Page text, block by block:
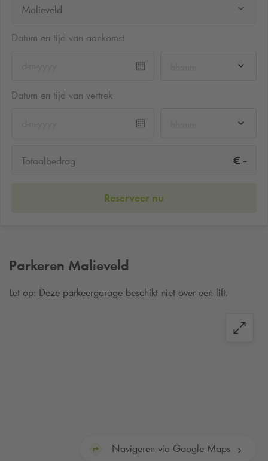
Malieveld
Datum en tijd van aankomst
Datum en tijd van vertrek
Totaalbedrag € -
Reserveer nu
Parkeren Malieveld
Let op: Deze parkeergarage beschikt niet over een lift.
Navigeren via Google Maps